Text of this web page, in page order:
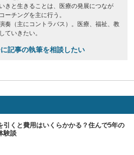
きと生きることは、医療の発展につなが
ーチングを主に行う。
奏（主にコントラバス）。医療、福祉、教
ていきたい。
記事の執筆を相談したい
引くと費用はいくらかかる？住んで5年の
験談